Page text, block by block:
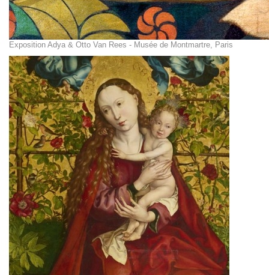
Exposition Adya & Otto Van Rees - Musée de Montmartre, Paris